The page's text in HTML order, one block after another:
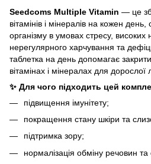
Seedcoms Multiple Vitamin — це
вітамінів і мінералів на кожен
організму в умовах стресу, високих
нерегулярного харчування та
таблетка на день допомагає
вітамінах і мінералах для дорослої
✨ Для чого підходить цей
підвищення імунітету;
покращення стану шкіри та
підтримка зору;
нормалізація обміну речовин